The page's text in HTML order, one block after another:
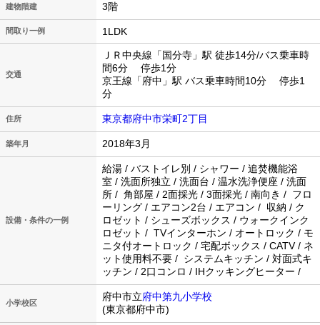
建物階建 3階
間取り一例 1LDK
交通
ＪＲ中央線「国分寺」駅 徒歩14分/バス乗車時
間6分 停歩1分
京王線「府中」駅 バス乗車時間10分 停歩1
分
住所 東京都府中市栄町2丁目
築年月 2018年3月
設備・条件の一例
給湯 / バストイレ別 / シャワー / 追焚機能浴
室 / 洗面所独立 / 洗面台 / 温水洗浄便座 / 洗面
所 / 角部屋 / 2面採光 / 3面採光 / 南向き / フロ
ーリング / エアコン2台 / エアコン / 収納 / ク
ロゼット / シューズボックス / ウォークインク
ロゼット / TVインターホン / オートロック / モ
ニタ付オートロック / 宅配ボックス / CATV / ネ
ット使用料不要 / システムキッチン / 対面式キ
ッチン / 2口コンロ / IHクッキングヒーター /
小学校区
府中市立府中第九小学校
(東京都府中市)